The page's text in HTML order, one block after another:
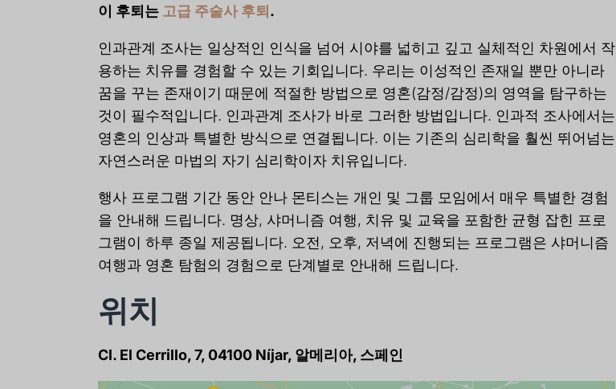
이 후퇴는 고급 주술사 후퇴.
인과관계 조사는 일상적인 인식을 넘어 시야를 넓히고 깊고 실체적인 차원에서 작
용하는 치유를 경험할 수 있는 기회입니다. 우리는 이성적인 존재일 뿐만 아니라
꿈을 꾸는 존재이기 때문에 적절한 방법으로 영혼(감정/감정)의 영역을 탐구하는
것이 필수적입니다. 인과관계 조사가 바로 그러한 방법입니다. 인과적 조사에서는
영혼의 인상과 특별한 방식으로 연결됩니다. 이는 기존의 심리학을 훨씬 뛰어넘는
자연스러운 마법의 자기 심리학이자 치유입니다.
행사 프로그램 기간 동안 안나 몬티스는 개인 및 그룹 모임에서 매우 특별한 경험
을 안내해 드립니다. 명상, 샤머니즘 여행, 치유 및 교육을 포함한 균형 잡힌 프로
그램이 하루 종일 제공됩니다. 오전, 오후, 저녁에 진행되는 프로그램은 샤머니즘
여행과 영혼 탐험의 경험으로 단계별로 안내해 드립니다.
위치
Cl. El Cerrillo, 7, 04100 Níjar, 알메리아, 스페인